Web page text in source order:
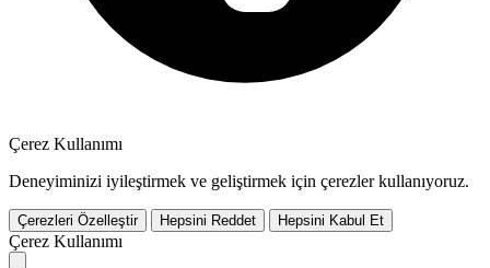
Çerez Kullanımı
Deneyiminizi iyileştirmek ve geliştirmek için çerezler kullanıyoruz.
Çerezleri Özelleştir Hepsini Reddet Hepsini Kabul Et
Çerez Kullanımı